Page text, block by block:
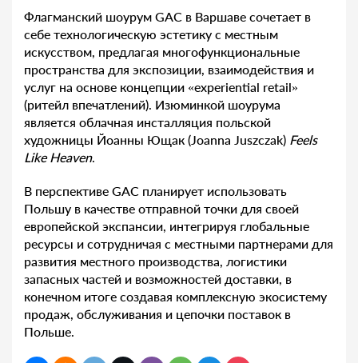
Флагманский шоурум GAC в Варшаве сочетает в
себе технологическую эстетику с местным
искусством, предлагая многофункциональные
пространства для экспозиции, взаимодействия и
услуг на основе концепции «experiential retail»
(ритейл впечатлений). Изюминкой шоурума
является облачная инсталляция польской
художницы Йоанны Ющак (Joanna Juszczak) Feels
Like Heaven.
В перспективе GAC планирует использовать
Польшу в качестве отправной точки для своей
европейской экспансии, интегрируя глобальные
ресурсы и сотрудничая с местными партнерами для
развития местного производства, логистики
запасных частей и возможностей доставки, в
конечном итоге создавая комплексную экосистему
продаж, обслуживания и цепочки поставок в
Польше.